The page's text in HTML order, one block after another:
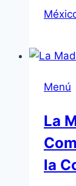
Menú
La
la